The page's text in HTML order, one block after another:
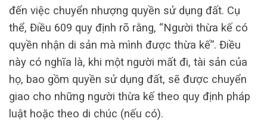
đến việc chuyển nhượng quyền sử dụng đất. Cụ
thể, Điều 609 quy định rõ rằng, “Người thừa kế có
quyền nhận di sản mà mình được thừa kế”. Điều
này có nghĩa là, khi một người mất đi, tài sản của
họ, bao gồm quyền sử dụng đất, sẽ được chuyển
giao cho những người thừa kế theo quy định pháp
luật hoặc theo di chúc (nếu có).